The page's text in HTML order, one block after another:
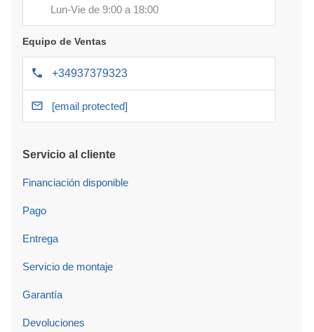
Lun-Vie de 9:00 a 18:00
Equipo de Ventas
+34937379323
[email protected]
Servicio al cliente
Financiación disponible
Pago
Entrega
Servicio de montaje
Garantía
Devoluciones